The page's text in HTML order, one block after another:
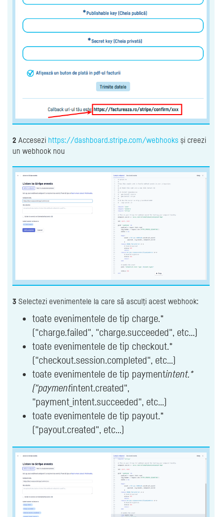
2 Accesezi https://dashboard.stripe.com/webhooks și creezi
un webhook nou
3 Selectezi evenimentele la care să asculți acest webhook:
toate evenimentele de tip charge.*
("charge.failed", "charge.succeeded", etc...)
toate evenimentele de tip checkout.*
("checkout.session.completed", etc...)
toate evenimentele de tip paymentintent.*
("paymentintent.created",
"payment_intent.succeeded", etc...)
toate evenimentele de tip payout.*
("payout.created", etc...)